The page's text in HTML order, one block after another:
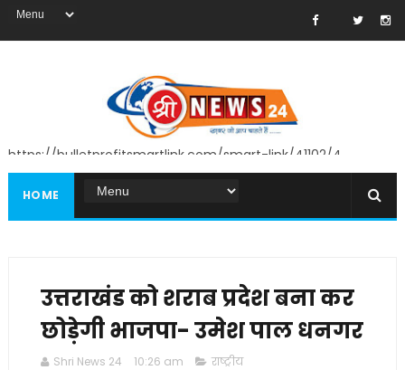
https://bulletprofitsmartlink.com/smart-link/41102/4
HOME
उत्तराखंड को शराब प्रदेश बना कर
छोड़ेगी भाजपा- उमेश पाल धनगर
Shri News 24 10:26 am राष्ट्रीय